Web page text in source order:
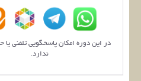
در این دوره امکان پاسخگویی تلفنی
ندارد.